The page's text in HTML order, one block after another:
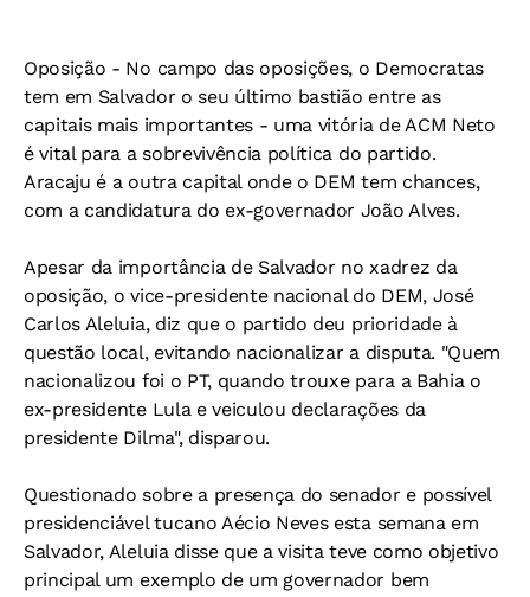
Oposição - No campo das oposições, o Democratas
tem em Salvador o seu último bastião entre as
capitais mais importantes - uma vitória de ACM Neto
é vital para a sobrevivência política do partido.
Aracaju é a outra capital onde o DEM tem chances,
com a candidatura do ex-governador João Alves.
Apesar da importância de Salvador no xadrez da
oposição, o vice-presidente nacional do DEM, José
Carlos Aleluia, diz que o partido deu prioridade à
questão local, evitando nacionalizar a disputa. "Quem
nacionalizou foi o PT, quando trouxe para a Bahia o
ex-presidente Lula e veiculou declarações da
presidente Dilma", disparou.
Questionado sobre a presença do senador e possível
presidenciável tucano Aécio Neves esta semana em
Salvador, Aleluia disse que a visita teve como objetivo
principal um exemplo de um governador bem